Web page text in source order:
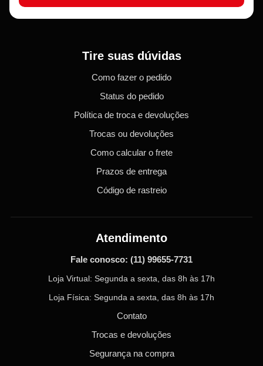
Tire suas dúvidas
Como fazer o pedido
Status do pedido
Política de troca e devoluções
Trocas ou devoluções
Como calcular o frete
Prazos de entrega
Código de rastreio
Atendimento
Fale conosco: (11) 99655-7731
Loja Virtual: Segunda a sexta, das 8h às 17h
Loja Física: Segunda a sexta, das 8h às 17h
Contato
Trocas e devoluções
Segurança na compra